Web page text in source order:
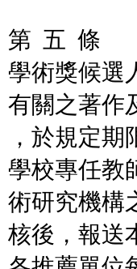
第 五 條
學術獎候選
有關之著作
，於規定
學校專任教
術研究機構
核後，報送